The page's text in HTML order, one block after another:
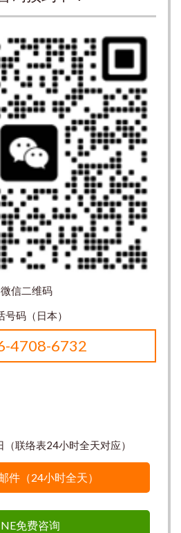
微信二维码
号码（日本）
4708-6732
（联络表24小时全天对应）
件（24小时全天）
免费咨询